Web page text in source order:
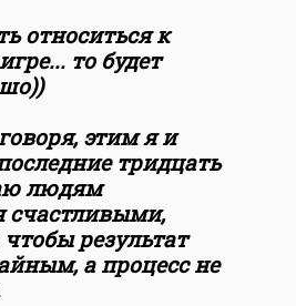
относиться к
то будет
этим я и
тридцать
людям
счастливыми,
результат
а процесс не